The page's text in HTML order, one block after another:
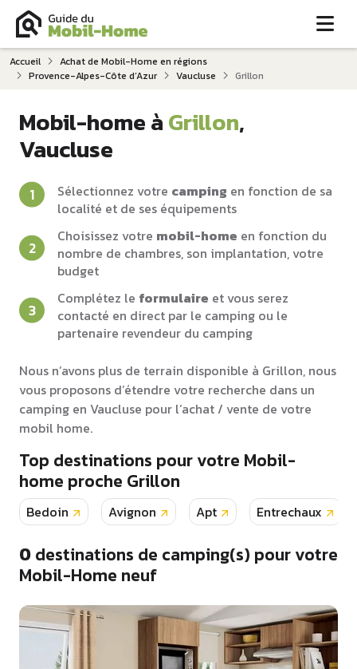
Accueil
Achat de Mobil-Home en régions
Provence-Alpes-Côte d‘Azur
Vaucluse Grillon
Mobil-home àGrillon,
Vaucluse
Sélectionnez votre camping en fonction de sa
localité et de ses équipements
Choisissez votre mobil-home en fonction du
nombre de chambres, son implantation, votre
budget
Complétez le formulaire et vous serez
contacté en direct par le camping ou le
partenaire revendeur du camping
Nous n’avons plus de terrain disponible à Grillon, nous
vous proposons d’étendre votre recherche dans un
camping en Vaucluse pour l’achat / vente de votre
mobil home.
Top destinations pour votre Mobil-
home proche Grillon
Bedoin Avignon Apt Entrechaux
0destinations de camping(s) pour votre
Mobil-Home neuf